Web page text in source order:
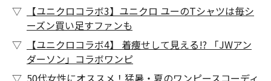
【ユニクロコラボ3】ユニクロ ユーのTシャツは毎シ
ーズン買い足すファンも
【ユニクロコラボ4】 着痩せして見える!? 「JWアン
ダーソン」コラボワンピ
50代女性にオススメ！猛暑・夏のワンピースコーディ